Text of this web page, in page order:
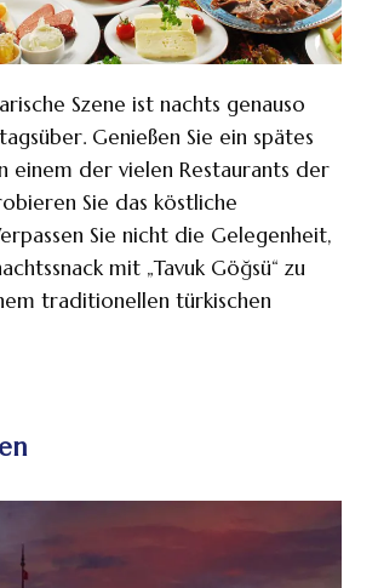
Szene ist nachts genauso
Genießen Sie ein spätes
einem der vielen Restaurants der
Sie das köstliche
Sie nicht die Gelegenheit,
mit „Tavuk Göğsü“ zu
traditionellen türkischen